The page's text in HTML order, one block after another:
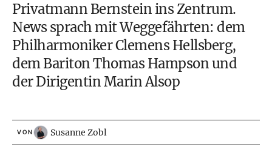
Privatmann Bernstein ins Zentrum.
News sprach mit Weggefährten: dem
Philharmoniker Clemens Hellsberg,
dem Bariton Thomas Hampson und
der Dirigentin Marin Alsop
VON Susanne Zobl